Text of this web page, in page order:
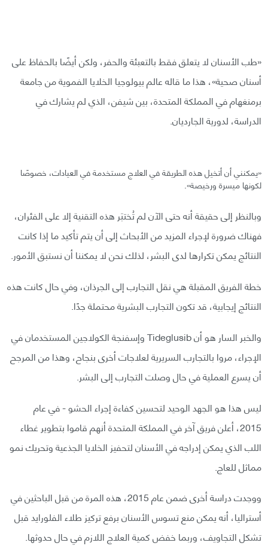
«طب الأسنان لا يتعلق فقط بالتعبئة والحفر، ولكن أيضًا بالحفاظ على
أسنان صحية»، هذا ما قاله عالم بيولوجيا الخلايا الفموية من جامعة
برمنغهام في المملكة المتحدة، بين شيفن، الذي لم يشارك في
الدراسة، لدورية الجارديان.
«يمكنني أن أتخيل هذه الطريقة في العلاج مستخدمة في العيادات، خصوصًا
لكونها ميسرة ورخيصة».
وبالنظر إلى حقيقة أنه حتى الآن لم تُختبَر هذه التقنية إلا على الفئران،
فهناك ضرورة لإجراء المزيد من الأبحاث إلى أن يتم تأكيد ما إذا كانت
النتائج يمكن تكرارها لدى البشر، لذلك نحن لا يمكننا أن نستبق الأمور.
خطة الفريق المقبلة هي نقل التجارب إلى الجرذان، وفي حال كانت هذه
النتائج إيجابية، قد تكون التجارب البشرية محتملة جدًا.
والخبر السار هو أن Tideglusib وإسفنجة الكولاجين المستخدمان في
الإجراء، مروا بالتجارب السريرية لعلاجات أخرى بنجاح، وهذا من المرجح
أن يسرع العملية في حال وصلت التجارب إلى البشر.
ليس هذا هو الجهد الوحيد لتحسين كفاءة إجراء الحشو - في عام
2015، أعلن فريق آخر في المملكة المتحدة أنهم قاموا بتطوير غطاء
اللب الذي يمكن إدراجه في الأسنان لتحفيز الخلايا الجذعية وتحريك نمو
مماثل للعاج.
ووجدت دراسة أخرى ضمن عام 2015، هذه المرة من قبل الباحثين في
أستراليا، أنه يمكن منع تسوس الأسنان برفع تركيز طلاء الفلورايد قبل
تشكل التجاويف، وربما خفض كمية العلاج اللازم في حال حدوثها.